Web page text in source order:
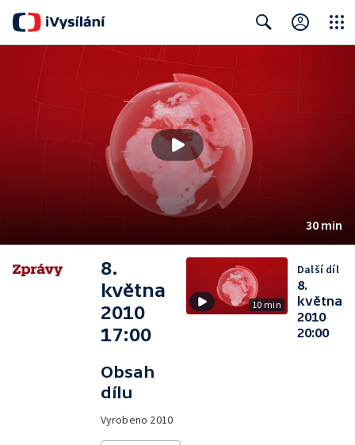
30 min
8.
května
2010
17:00
Obsah
dílu
Vyrobeno 2010
10 min
Další díl
8.
května
2010
20:00